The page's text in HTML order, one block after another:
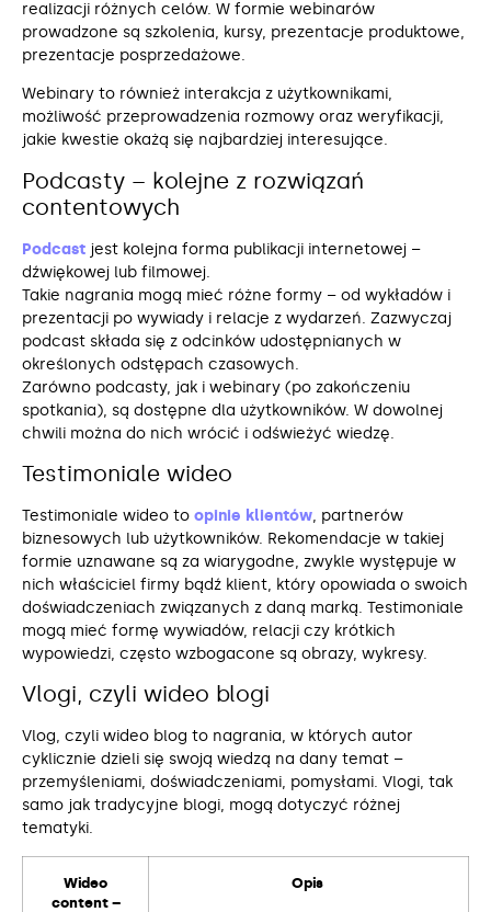
realizacji różnych celów. W formie webinarów
prowadzone są szkolenia, kursy, prezentacje produktowe,
prezentacje posprzedażowe.
Webinary to również interakcja z użytkownikami,
możliwość przeprowadzenia rozmowy oraz weryfikacji,
jakie kwestie okażą się najbardziej interesujące.
Podcasty – kolejne z rozwiązań
contentowych
Podcast jest kolejna forma publikacji internetowej –
dźwiękowej lub filmowej.
Takie nagrania mogą mieć różne formy – od wykładów i
prezentacji po wywiady i relacje z wydarzeń. Zazwyczaj
podcast składa się z odcinków udostępnianych w
określonych odstępach czasowych.
Zarówno podcasty, jak i webinary (po zakończeniu
spotkania), są dostępne dla użytkowników. W dowolnej
chwili można do nich wrócić i odświeżyć wiedzę.
Testimoniale wideo
Testimoniale wideo to opinie klientów, partnerów
biznesowych lub użytkowników. Rekomendacje w takiej
formie uznawane są za wiarygodne, zwykle występuje w
nich właściciel firmy bądź klient, który opowiada o swoich
doświadczeniach związanych z daną marką. Testimoniale
mogą mieć formę wywiadów, relacji czy krótkich
wypowiedzi, często wzbogacone są obrazy, wykresy.
Vlogi, czyli wideo blogi
Vlog, czyli wideo blog to nagrania, w których autor
cyklicznie dzieli się swoją wiedzą na dany temat –
przemyśleniami, doświadczeniami, pomysłami. Vlogi, tak
samo jak tradycyjne blogi, mogą dotyczyć różnej
tematyki.
Wideo
content –
Opis